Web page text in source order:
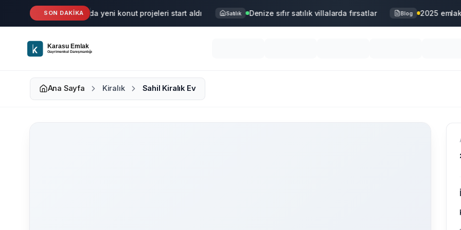
Ana içeriğe geç
SON DAKİKA
Haber Karasu'da yeni konut projeleri start aldı Satılık Denize sıfır satılık villalarda fırsatlar Blog 2025 emlak
Ana Sayfa Kiralık Sahil Kiralık Ev